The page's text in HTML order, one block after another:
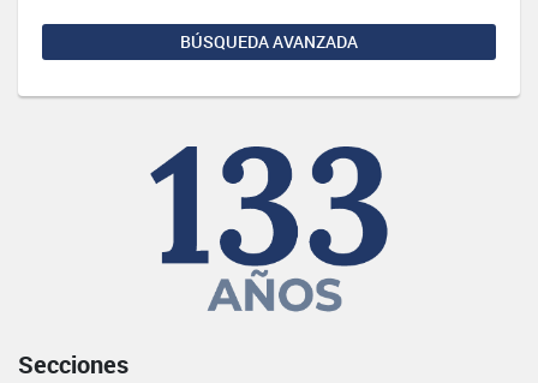
BÚSQUEDA AVANZADA
Secciones